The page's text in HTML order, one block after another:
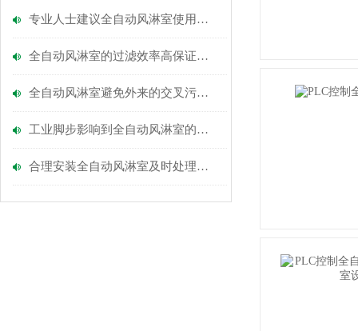
专业人士建议全自动风淋室使用前必看
全自动风淋室的过滤效率高保证洁净空气
全自动风淋室避免外来的交叉污染问题
工业脚步影响到全自动风淋室的使用
合理安装全自动风淋室及时处理故障问题